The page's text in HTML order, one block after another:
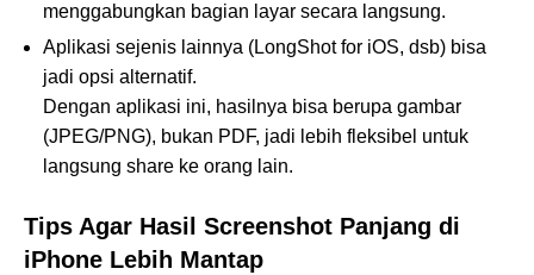
menggabungkan bagian layar secara langsung.
Aplikasi sejenis lainnya (LongShot for iOS, dsb) bisa
jadi opsi alternatif.
Dengan aplikasi ini, hasilnya bisa berupa gambar
(JPEG/PNG), bukan PDF, jadi lebih fleksibel untuk
langsung share ke orang lain.
Tips Agar Hasil Screenshot Panjang di
iPhone Lebih Mantap